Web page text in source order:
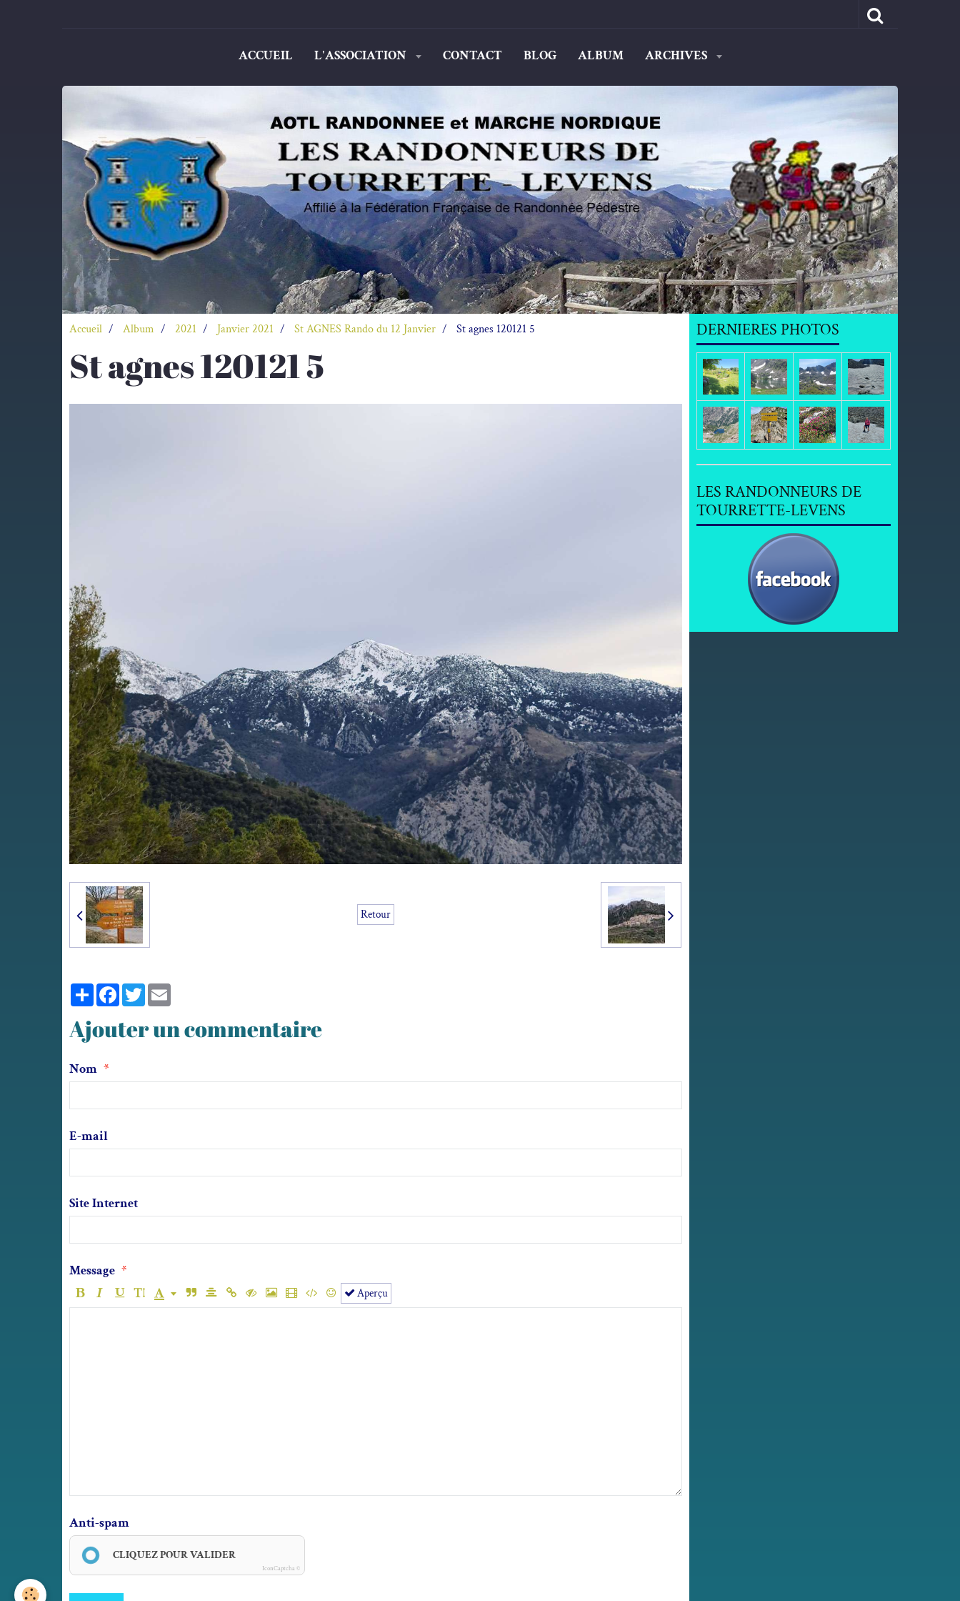
ACCUEIL L'ASSOCIATION CONTACT BLOG ALBUM ARCHIVES
Accueil Album 2021 Janvier 2021 St AGNES Rando du 12 Janvier St agnes 120121 5
St agnes 120121 5
Retour
PartagerFacebook
Twitter
Ajouter un commentaire
Nom
E-mail
Site Internet
Message
Aperçu
Anti-spam
CLIQUEZ POUR VALIDER
IconCaptcha ©
DERNIERES PHOTOS
LES RANDONNEURS DE
TOURRETTE-LEVENS